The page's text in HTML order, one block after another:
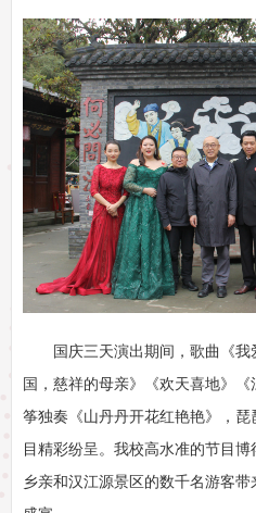
国庆三天演出期间，歌曲《
国，慈祥的母亲》《欢天喜地》
筝独奏《山丹丹开花红艳艳》，
目精彩纷呈。我校高水准的节目
乡亲和汉江源景区的数千名游客